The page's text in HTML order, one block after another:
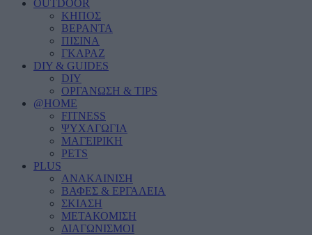
OUTDOOR
ΚΗΠΟΣ
ΒΕΡΑΝΤΑ
ΠΙΣΙΝΑ
ΓΚΑΡΑΖ
DIY & GUIDES
DIY
ΟΡΓΑΝΩΣΗ & TIPS
@HOME
FITNESS
ΨΥΧΑΓΩΓΙΑ
ΜΑΓΕΙΡΙΚΗ
PETS
PLUS
ΑΝΑΚΑΙΝΙΣΗ
ΒΑΦΕΣ & ΕΡΓΑΛΕΙΑ
ΣΚΙΑΣΗ
ΜΕΤΑΚΟΜΙΣΗ
ΔΙΑΓΩΝΙΣΜΟΙ